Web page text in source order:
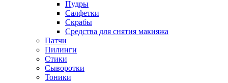
Пудры
Салфетки
Скрабы
Средства для снятия макияжа
Патчи
Пилинги
Стики
Сыворотки
Тоники